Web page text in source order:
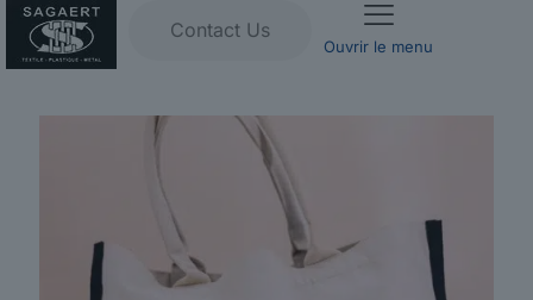
Contact Us
Ouvrir le menu